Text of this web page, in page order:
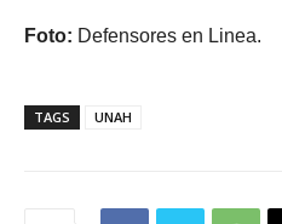
Foto: Defensores en Linea.
TAGS UNAH